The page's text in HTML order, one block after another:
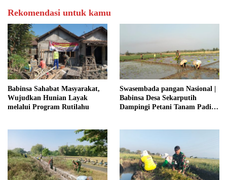
Rekomendasi untuk kamu
Babinsa Sahabat Masyarakat,
Wujudkan Hunian Layak
melalui Program Rutilahu
Swasembada pangan Nasional |
Babinsa Desa Sekarputih
Dampingi Petani Tanam Padi,